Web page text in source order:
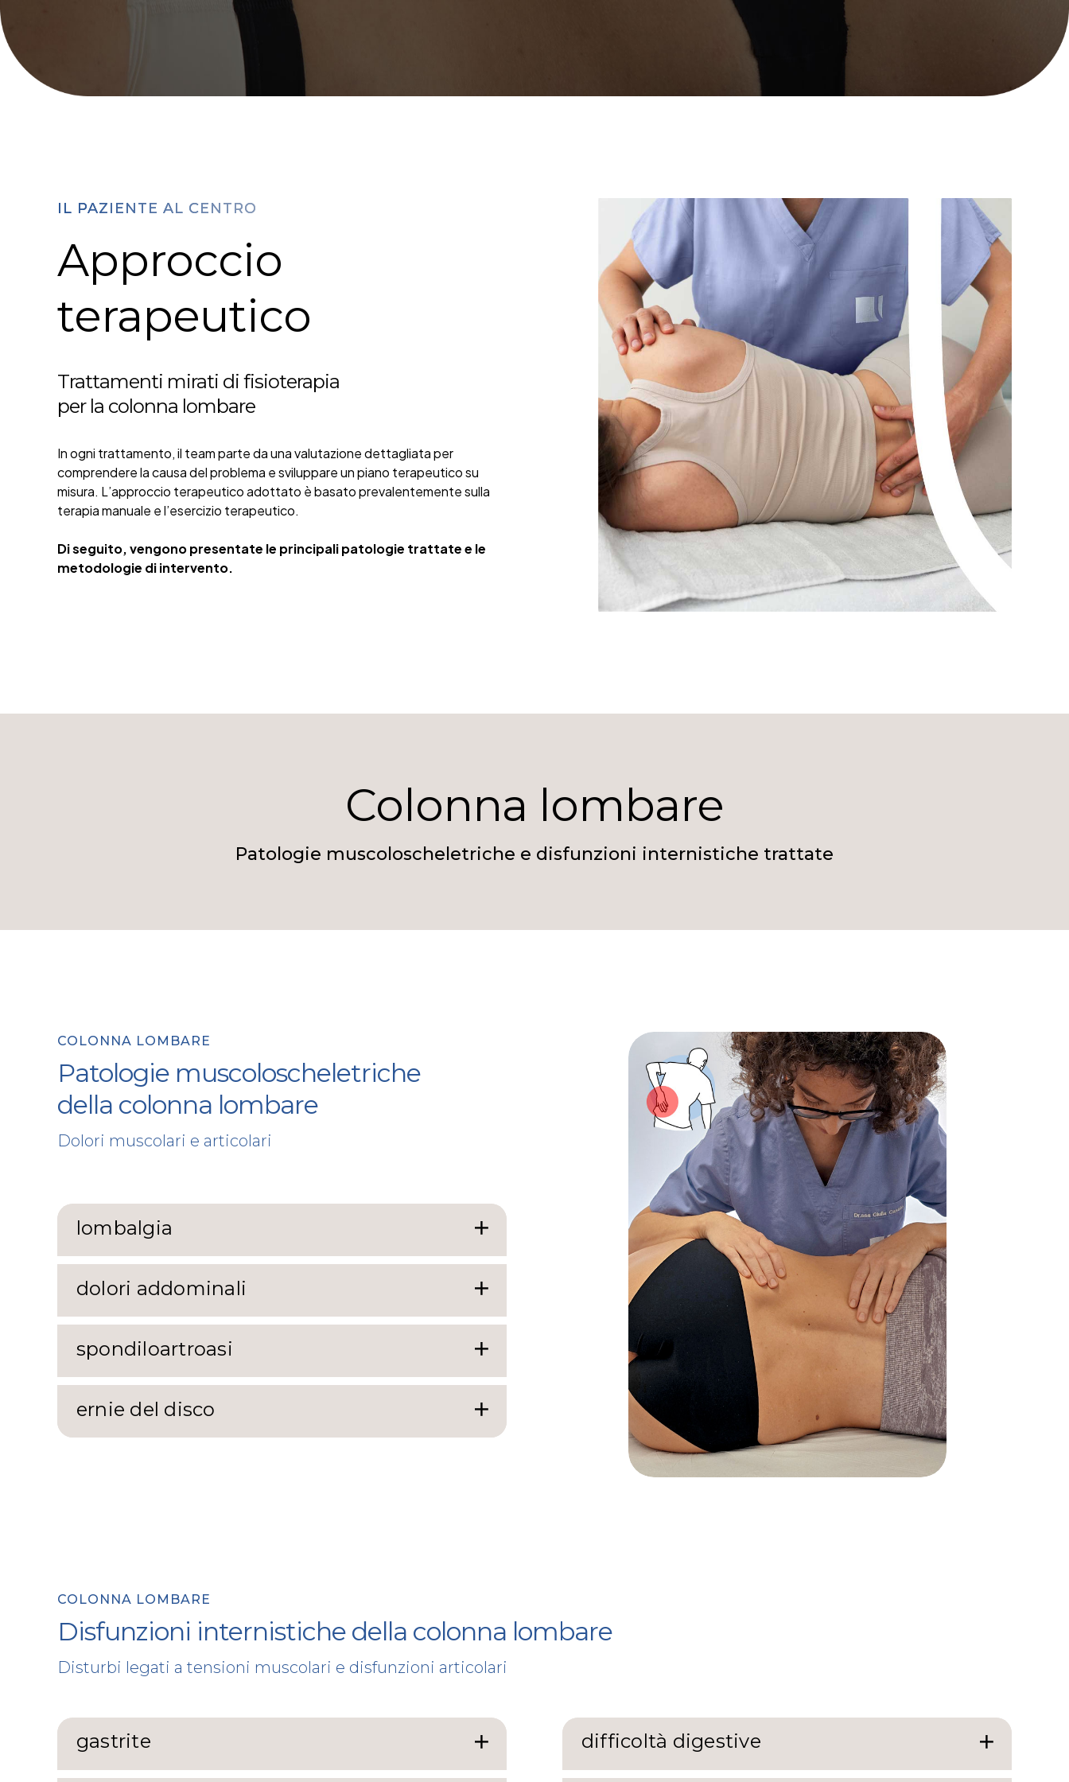
IL PAZIENTE AL CENTRO
Approccio
terapeutico
Trattamenti mirati di fisioterapia
per la colonna lombare
In ogni trattamento, il team parte da una valutazione dettagliata per
comprendere la causa del problema e sviluppare un piano terapeutico su
misura. L’approccio terapeutico adottato è basato prevalentemente sulla
terapia manuale e l’esercizio terapeutico.
Di seguito, vengono presentate le principali patologie trattate e le
metodologie di intervento.
Colonna lombare
Patologie muscoloscheletriche e disfunzioni internistiche trattate
COLONNA LOMBARE
Patologie muscoloscheletriche
della colonna lombare
Dolori muscolari e articolari
lombalgia
dolori addominali
spondiloartroasi
ernie del disco
COLONNA LOMBARE
Disfunzioni internistiche della colonna lombare
Disturbi legati a tensioni muscolari e disfunzioni articolari
gastrite difficoltà digestive